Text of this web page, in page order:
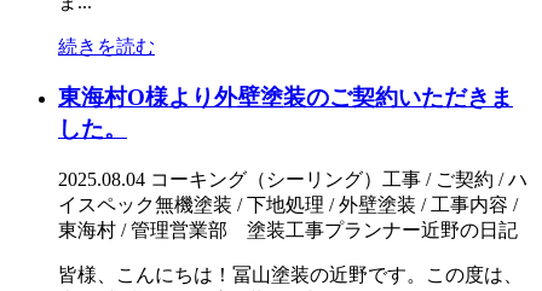
続きを読む
東海村O様より外壁塗装のご契約いただきま
した。
2025.08.04 コーキング（シーリング）工事 / ご契約 / ハ
イスペック無機塗装 / 下地処理 / 外壁塗装 / 工事内容 /
東海村 / 管理営業部 塗装工事プランナー近野の日記
皆様、こんにちは！冨山塗装の近野です。この度は、